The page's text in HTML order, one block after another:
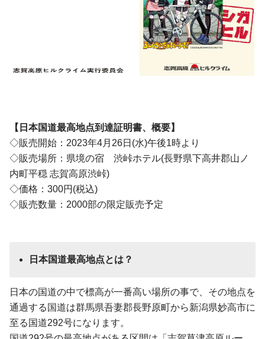
【日本国道最高地点到達証明書、概要】
◇販売開始：2023年4月26日(水)午後1時より
◇販売場所：県境の宿 渋峠ホテル(長野県下高井郡山ノ
内町平穏 志賀高原渋峠)
◇価格：300円(税込)
◇販売数量：2000部の限定販売予定
日本国道最高地点とは？
日本の国道の中で標高が一番高い場所の事で、その地点を
通過する国道は群馬県吾妻郡長野原町から新潟県妙高市に
至る国道292号になります。